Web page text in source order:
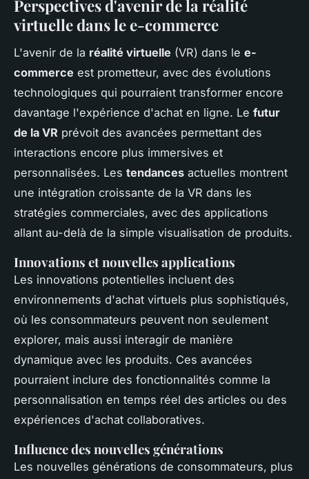
Perspectives d'avenir de la réalité
virtuelle dans le e-commerce
L'avenir de la réalité virtuelle (VR) dans le e-
commerce est prometteur, avec des évolutions
technologiques qui pourraient transformer encore
davantage l'expérience d'achat en ligne. Le futur
de la VR prévoit des avancées permettant des
interactions encore plus immersives et
personnalisées. Les tendances actuelles montrent
une intégration croissante de la VR dans les
stratégies commerciales, avec des applications
allant au-delà de la simple visualisation de produits.
Innovations et nouvelles applications
Les innovations potentielles incluent des
environnements d'achat virtuels plus sophistiqués,
où les consommateurs peuvent non seulement
explorer, mais aussi interagir de manière
dynamique avec les produits. Ces avancées
pourraient inclure des fonctionnalités comme la
personnalisation en temps réel des articles ou des
expériences d'achat collaboratives.
Influence des nouvelles générations
Les nouvelles générations de consommateurs, plus